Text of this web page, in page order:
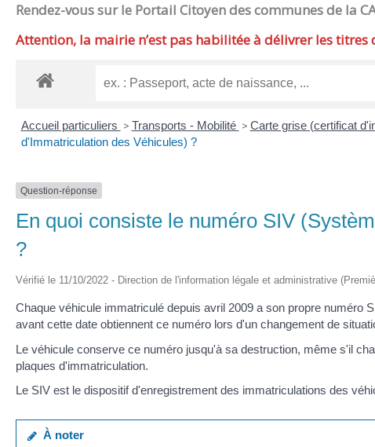
Rendez-vous sur le Portail Citoyen des communes de la
Attention, la mairie n’est pas habilitée à délivrer les titres
Accueil particuliers > Transports - Mobilité > Carte grise (certificat
d'Immatriculation des Véhicules) ?
Question-réponse
En quoi consiste le numéro SIV
?
Vérifié le 11/10/2022 - Direction de l'information légale et administrative
Chaque véhicule immatriculé depuis avril 2009 a son propre numéro
avant cette date obtiennent ce numéro lors d'un changement de
Le véhicule conserve ce numéro jusqu'à sa destruction, même s'il
plaques d'immatriculation.
Le SIV est le dispositif d'enregistrement des immatriculations des
À noter